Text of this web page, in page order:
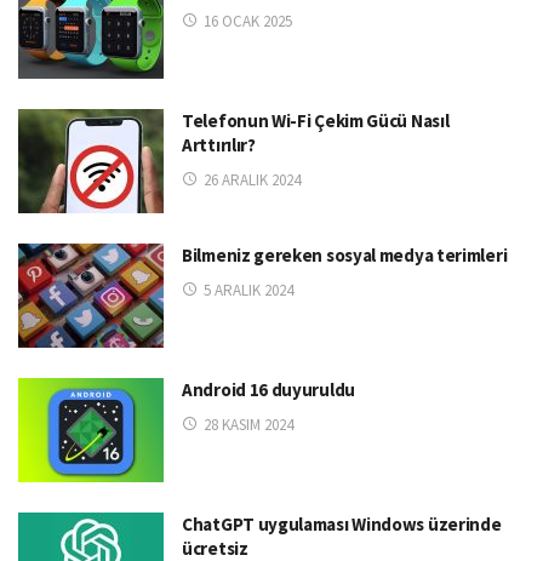
16 OCAK 2025
Telefonun Wi-Fi Çekim Gücü Nasıl
Arttırılır?
26 ARALIK 2024
Bilmeniz gereken sosyal medya terimleri
5 ARALIK 2024
Android 16 duyuruldu
28 KASIM 2024
ChatGPT uygulaması Windows üzerinde
ücretsiz